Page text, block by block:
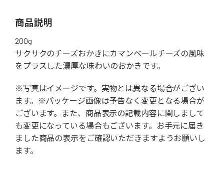
商品説明
200g
サクサクのチーズおかきにカマンベールチーズの風味
をプラスした濃厚な味わいのおかきです。
※写真はイメージです。実物とは異なる場合がござい
ます。※パッケージ画像は予告なく変更となる場合が
ございます。また、商品表示の記載内容に関しまして
も変更になっている場合もございます。お手元に届き
ました商品の表示をご確認いただきますようお願いし
ます。